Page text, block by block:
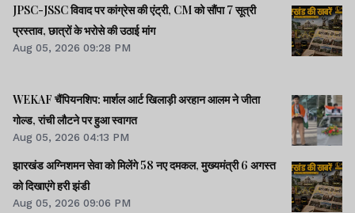
JPSC-JSSC विवाद पर कांग्रेस की एंट्री, CM को सौंपा 7 सूत्री
प्रस्ताव, छात्रों के भरोसे की उठाई मांग
Aug 05, 2026 09:28 PM
WEKAF चैंपियनशिप: मार्शल आर्ट खिलाड़ी अरहान आलम ने जीता
गोल्ड, रांची लौटने पर हुआ स्वागत
Aug 05, 2026 04:13 PM
झारखंड अग्निशमन सेवा को मिलेंगे 58 नए दमकल, मुख्यमंत्री 6 अगस्त
को दिखाएंगे हरी झंडी
Aug 05, 2026 09:06 PM